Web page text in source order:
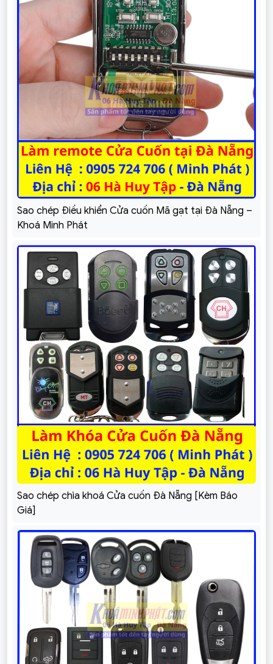
Sao chép Điều khiển Cửa cuốn Mã gạt tại Đà Nẵng –
Khoá Minh Phát
Sao chép chìa khoá Cửa cuốn Đà Nẵng [Kèm Báo
Giá]